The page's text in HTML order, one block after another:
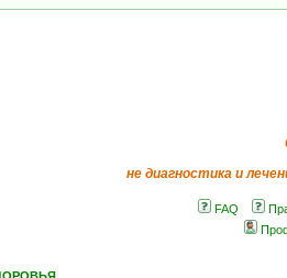
не диагностика и
FAQ